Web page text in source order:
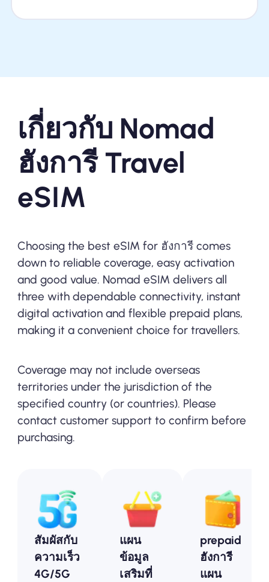
เกี่ยวกับ Nomad
ฮังการี Travel
eSIM
Choosing the best eSIM for ฮังการี comes
down to reliable coverage, easy activation
and good value. Nomad eSIM delivers all
three with dependable connectivity, instant
digital activation and flexible prepaid plans,
making it a convenient choice for travellers.
Coverage may not include overseas
territories under the jurisdiction of the
specified country (or countries). Please
contact customer support to confirm before
purchasing.
สัมผัสกับ
ความเร็ว
4G/5G
แผน
ข้อมูล
เสริมที่
prepaid
ฮังการี
แผน